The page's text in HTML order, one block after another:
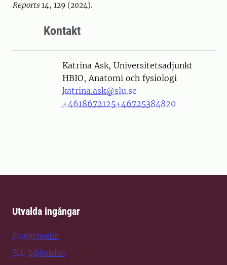
Reports14, 129 (2024).
Kontakt
PersonKatrina Ask, Universitetsadjunkt
HBIO, Anatomi och fysiologi
katrina.ask@slu.se
+4618672125+46725384820
Utvalda ingångar
Studentwebb
SLU-biblioteket